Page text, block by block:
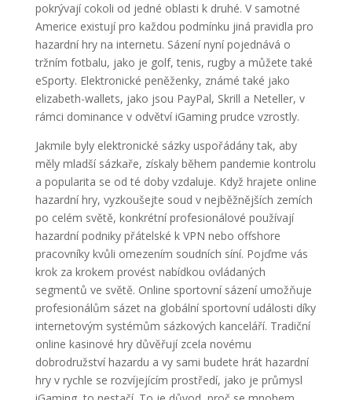
pokrývají cokoli od jedné oblasti k druhé. V samotné
Americe existují pro každou podmínku jiná pravidla pro
hazardní hry na internetu. Sázení nyní pojednává o
tržním fotbalu, jako je golf, tenis, rugby a můžete také
eSporty. Elektronické peněženky, známé také jako
elizabeth-wallets, jako jsou PayPal, Skrill a Neteller, v
rámci dominance v odvětví iGaming prudce vzrostly.
Jakmile byly elektronické sázky uspořádány tak, aby
měly mladší sázkaře, získaly během pandemie kontrolu
a popularita se od té doby vzdaluje. Když hrajete online
hazardní hry, vyzkoušejte soud v nejběžnějších zemích
po celém světě, konkrétní profesionálové používají
hazardní podniky přátelské k VPN nebo offshore
pracovníky kvůli omezením soudních síní. Pojďme vás
krok za krokem provést nabídkou ovládaných
segmentů ve světě. Online sportovní sázení umožňuje
profesionálům sázet na globální sportovní události díky
internetovým systémům sázkových kanceláří. Tradiční
online kasinové hry důvěřují zcela novému
dobrodružství hazardu a vy sami budete hrát hazardní
hry v rychle se rozvíjejícím prostředí, jako je průmysl